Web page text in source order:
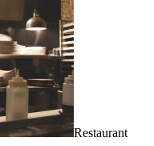
Restaurant